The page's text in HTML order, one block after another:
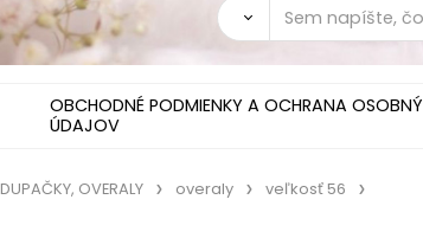
OBCHODNÉ PODMIENKY A OCHRANA OSOBNÝ
ÚDAJOV
DUPAČKY, OVERALY overaly veľkosť 56